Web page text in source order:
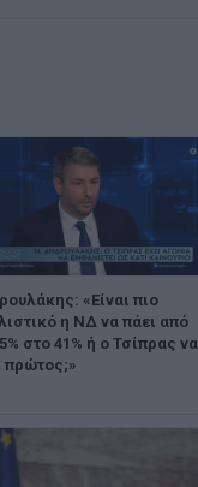
«Είναι πιο
η ΝΔ να πάει από
στο 41% ή ο Τσίπρας να
πρώτος;»